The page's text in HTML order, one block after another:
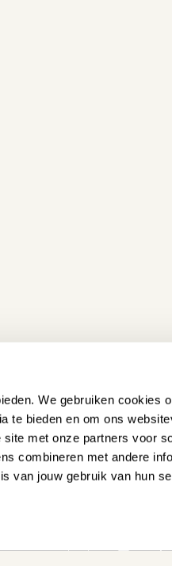
We gebruiken cookies
te bieden en om ons
met onze partners voor
combineren met andere
van jouw gebruik van hun